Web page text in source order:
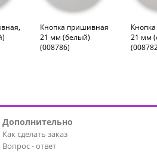
Кнопка пришивная
21 мм (белый)
(008786)
21 мм
Дополнительно
Как сделать заказ
Вопрос - ответ